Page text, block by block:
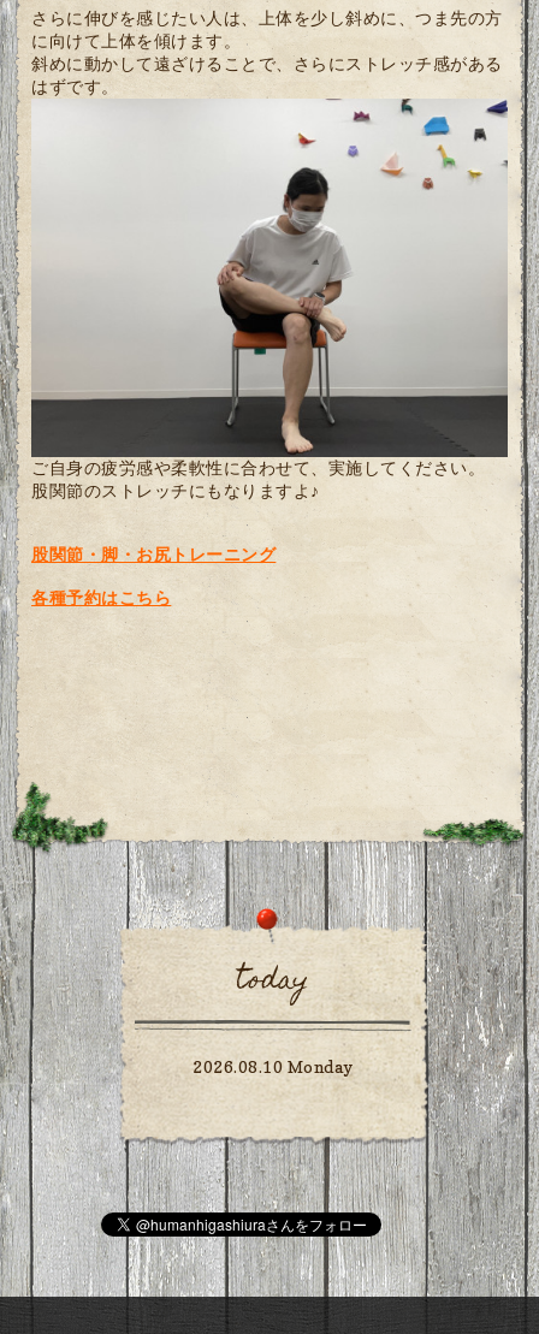
さらに伸びを感じたい人は、上体を少し斜めに、つま先の方
に向けて上体を傾けます。
斜めに動かして遠ざけることで、さらにストレッチ感がある
はずです。
ご自身の疲労感や柔軟性に合わせて、実施してください。
股関節のストレッチにもなりますよ♪
股関節・脚・お尻トレーニング
各種予約はこちら
today
2026.08.10 Monday